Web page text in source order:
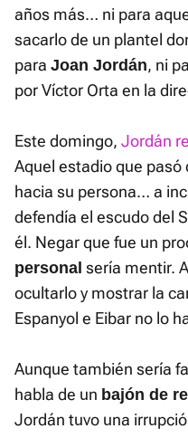
años más… ni para
sacarlo de un plantel
para Joan Jordán, ni
por Víctor Orta en la
Este domingo, Jordán
Aquel estadio que
hacia su persona… a
defendía el escudo del
él. Negar que fue un
personal sería mentir.
ocultarlo y mostrar la
Espanyol e Eibar no lo
Aunque también sería
habla de un bajón de
Jordán tuvo una